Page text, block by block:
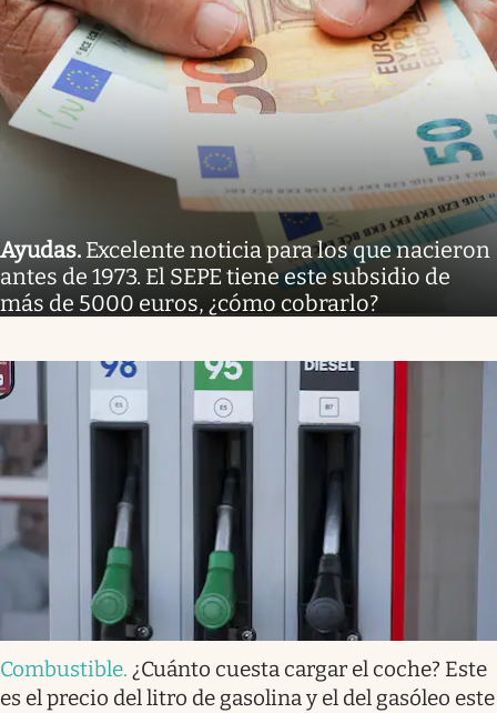
Ayudas. Excelente noticia para los que nacieron
antes de 1973. El SEPE tiene este subsidio de
más de 5000 euros, ¿cómo cobrarlo?
Combustible. ¿Cuánto cuesta cargar el coche? Este
es el precio del litro de gasolina y el del gasóleo este